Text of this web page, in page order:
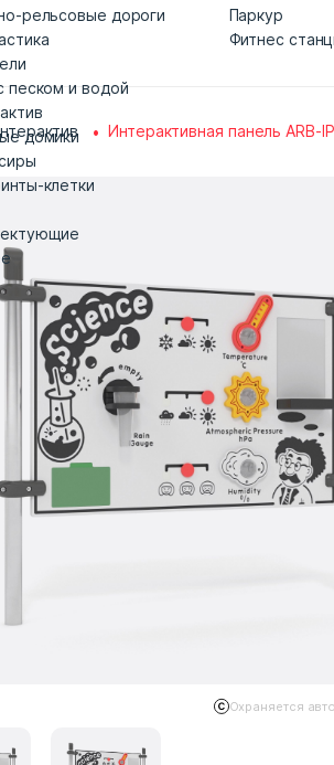
рельсовые дороги
песком и водой
домики
клетки
Паркур
Фитнес
Интерактивная панель ARB-
Охраняется